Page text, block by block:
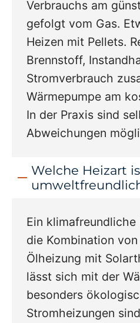
Verbrauchs am
gefolgt vom Gas.
Heizen mit Pellets.
Brennstoff,
Stromverbrauch
Wärmepumpe am
In der Praxis sind
Abweichungen
Welche Heizart
Ein
die Kombination
Ölheizung mit
lässt sich mit der
besonders
Stromheizungen